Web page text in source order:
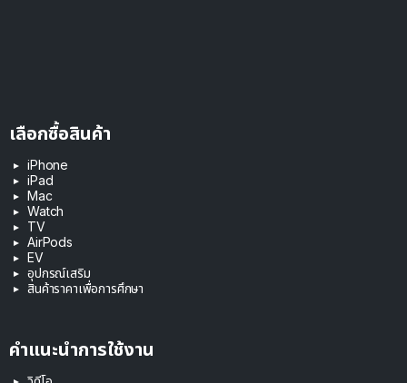
เลือกซื้อสินค้า
iPhone
iPad
Mac
Watch
TV
AirPods
EV
อุปกรณ์เสริม
สินค้าราคาเพื่อการศึกษา
คำแนะนำการใช้งาน